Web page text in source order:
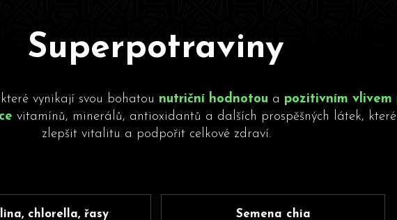
Superpotraviny
vynikají svou bohatou nutriční hodnotou a pozitivním vlivem
vitamínů, minerálů, antioxidantů a dalších prospěšných látek,
zlepšit vitalitu a podpořit celkové zdraví.
chlorella, řasy Semena chia
Co potřebujete najít?
Doporučujeme